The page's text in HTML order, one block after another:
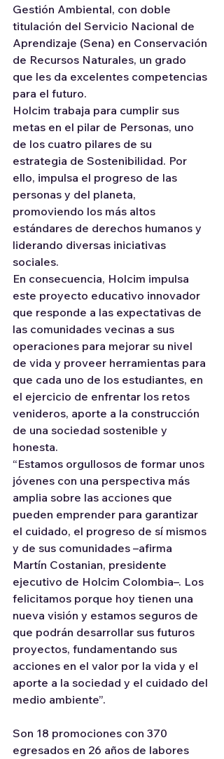
Gestión Ambiental, con doble
titulación del Servicio Nacional de
Aprendizaje (Sena) en Conservación
de Recursos Naturales, un grado
que les da excelentes competencias
para el futuro.
Holcim trabaja para cumplir sus
metas en el pilar de Personas, uno
de los cuatro pilares de su
estrategia de Sostenibilidad. Por
ello, impulsa el progreso de las
personas y del planeta,
promoviendo los más altos
estándares de derechos humanos y
liderando diversas iniciativas
sociales.
En consecuencia, Holcim impulsa
este proyecto educativo innovador
que responde a las expectativas de
las comunidades vecinas a sus
operaciones para mejorar su nivel
de vida y proveer herramientas para
que cada uno de los estudiantes, en
el ejercicio de enfrentar los retos
venideros, aporte a la construcción
de una sociedad sostenible y
honesta.
“Estamos orgullosos de formar unos
jóvenes con una perspectiva más
amplia sobre las acciones que
pueden emprender para garantizar
el cuidado, el progreso de sí mismos
y de sus comunidades –afirma
Martín Costanian, presidente
ejecutivo de Holcim Colombia–. Los
felicitamos porque hoy tienen una
nueva visión y estamos seguros de
que podrán desarrollar sus futuros
proyectos, fundamentando sus
acciones en el valor por la vida y el
aporte a la sociedad y el cuidado del
medio ambiente”.
Son 18 promociones con 370
egresados en 26 años de labores